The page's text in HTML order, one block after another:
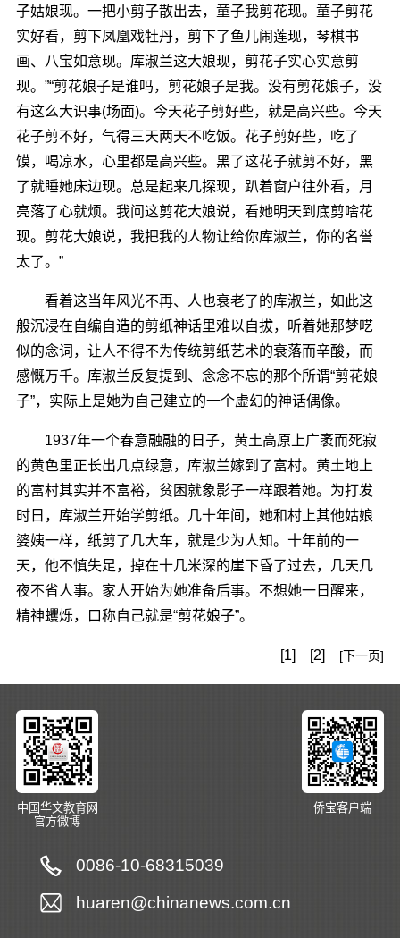
子姑娘现。一把小剪子散出去，童子我剪花现。童子剪花
实好看，剪下凤凰戏牡丹，剪下了鱼儿闹莲现，琴棋书
画、八宝如意现。库淑兰这大娘现，剪花子实心实意剪
现。”“剪花娘子是谁吗，剪花娘子是我。没有剪花娘子，没
有这么大识事(场面)。今天花子剪好些，就是高兴些。今天
花子剪不好，气得三天两天不吃饭。花子剪好些，吃了
馍，喝凉水，心里都是高兴些。黑了这花子就剪不好，黑
了就睡她床边现。总是起来几探现，趴着窗户往外看，月
亮落了心就烦。我问这剪花大娘说，看她明天到底剪啥花
现。剪花大娘说，我把我的人物让给你库淑兰，你的名誉
太了。”
看着这当年风光不再、人也衰老了的库淑兰，如此这
般沉浸在自编自造的剪纸神话里难以自拔，听着她那梦呓
似的念词，让人不得不为传统剪纸艺术的衰落而辛酸，而
感慨万千。库淑兰反复提到、念念不忘的那个所谓“剪花娘
子”，实际上是她为自己建立的一个虚幻的神话偶像。
1937年一个春意融融的日子，黄土高原上广袤而死寂
的黄色里正长出几点绿意，库淑兰嫁到了富村。黄土地上
的富村其实并不富裕，贫困就象影子一样跟着她。为打发
时日，库淑兰开始学剪纸。几十年间，她和村上其他姑娘
婆姨一样，纸剪了几大车，就是少为人知。十年前的一
天，他不慎失足，掉在十几米深的崖下昏了过去，几天几
夜不省人事。家人开始为她准备后事。不想她一日醒来，
精神蠼烁，口称自己就是“剪花娘子”。
[1] [2] [下一页]
中国华文教育网
官方微博
侨宝客户端
0086-10-68315039
huaren@chinanews.com.cn